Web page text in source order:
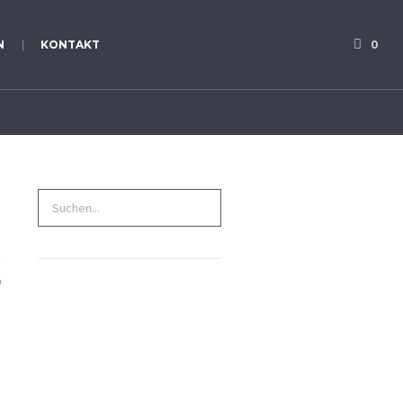
0
KONTAKT
Search
for: